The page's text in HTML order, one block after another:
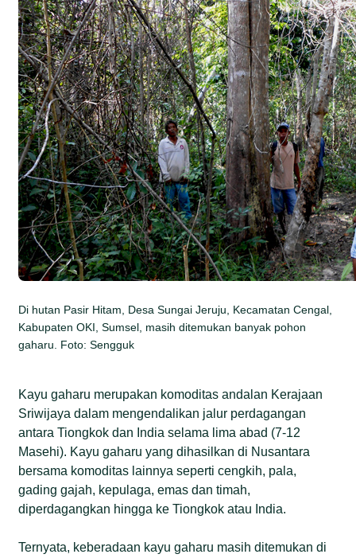
Di hutan Pasir Hitam, Desa Sungai Jeruju, Kecamatan Cengal,
Kabupaten OKI, Sumsel, masih ditemukan banyak pohon
gaharu. Foto: Sengguk
Kayu gaharu merupakan komoditas andalan Kerajaan
Sriwijaya dalam mengendalikan jalur perdagangan
antara Tiongkok dan India selama lima abad (7-12
Masehi). Kayu gaharu yang dihasilkan di Nusantara
bersama komoditas lainnya seperti cengkih, pala,
gading gajah, kepulaga, emas dan timah,
diperdagangkan hingga ke Tiongkok atau India.
Ternyata, keberadaan kayu gaharu masih ditemukan di